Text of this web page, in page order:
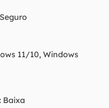
11/10, Windows
Baixa